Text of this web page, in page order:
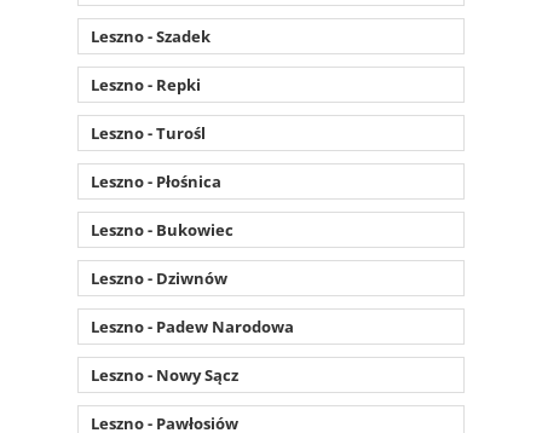
Leszno - Szadek
Leszno - Repki
Leszno - Turośl
Leszno - Płośnica
Leszno - Bukowiec
Leszno - Dziwnów
Leszno - Padew Narodowa
Leszno - Nowy Sącz
Leszno - Pawłosiów